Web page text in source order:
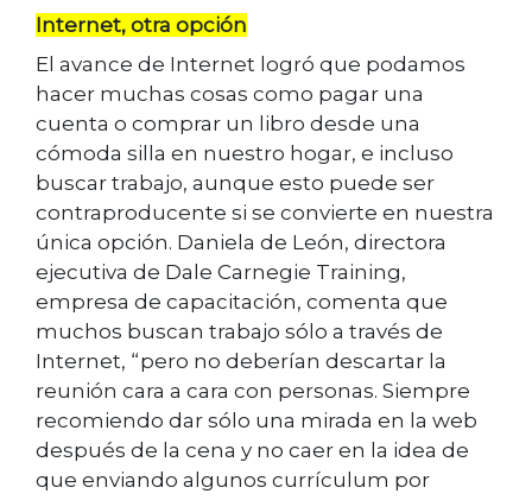
Internet, otra opción
El avance de Internet logró que podamos
hacer muchas cosas como pagar una
cuenta o comprar un libro desde una
cómoda silla en nuestro hogar, e incluso
buscar trabajo, aunque esto puede ser
contraproducente si se convierte en nuestra
única opción. Daniela de León, directora
ejecutiva de Dale Carnegie Training,
empresa de capacitación, comenta que
muchos buscan trabajo sólo a través de
Internet, “pero no deberían descartar la
reunión cara a cara con personas. Siempre
recomiendo dar sólo una mirada en la web
después de la cena y no caer en la idea de
que enviando algunos currículum por